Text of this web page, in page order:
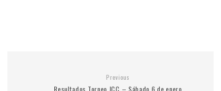
Previous
Resultados Torneo JCC – Sábado 6 de enero